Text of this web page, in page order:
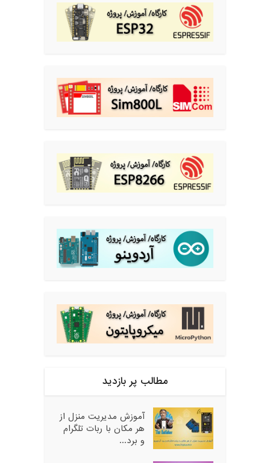
مطالب پر بازدید
آموزش مدیریت منزل از
هر مکان با ربات تلگرام
و برد...